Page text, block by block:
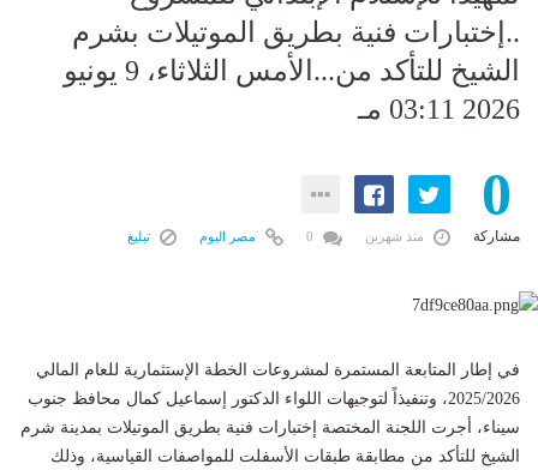
..إختبارات فنية بطريق الموتيلات بشرم
الشيخ للتأكد من...الأمس الثلاثاء، 9 يونيو
2026 03:11 مـ
0
مشاركة منذ شهرين مصر اليوم تبليغ
في إطار المتابعة المستمرة لمشروعات الخطة الإستثمارية للعام المالي
2025/2026، وتنفيذاً لتوجيهات اللواء الدكتور إسماعيل كمال محافظ جنوب
سيناء، أجرت اللجنة المختصة إختبارات فنية بطريق الموتيلات بمدينة شرم
الشيخ للتأكد من مطابقة طبقات الأسفلت للمواصفات القياسية، وذلك